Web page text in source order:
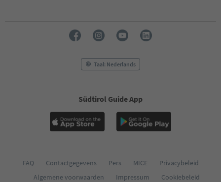
Taal: Nederlands
Südtirol Guide App
FAQ Contactgegevens Pers MICE
Privacybeleid
Algemene voorwaarden
Impressum
Cookiebeleid